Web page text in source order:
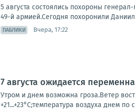
5 августа состоялись похороны
49-й армией.Сегодня похоронили
ПАБЛИКИ Вчера, 17:22
7 августа ожидается
Утром и днем возможна гроза.Ветер
+21...+23°С;температура воздуха днем по